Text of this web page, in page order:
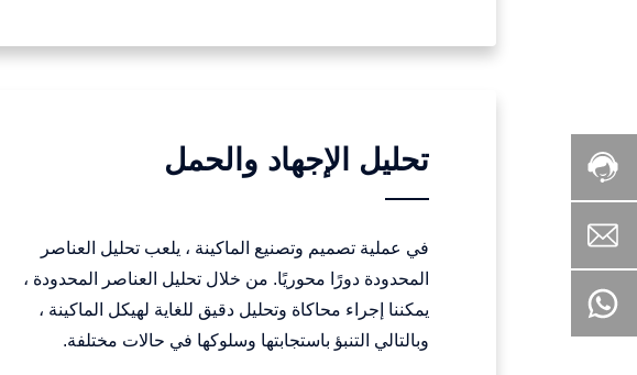
تحليل الإجهاد والحمل
في عملية تصميم وتصنيع الماكينة ، يلعب تحليل العناصر
المحدودة دورًا محوريًا. من خلال تحليل العناصر المحدودة ،
يمكننا إجراء محاكاة وتحليل دقيق للغاية لهيكل الماكينة ،
وبالتالي التنبؤ باستجابتها وسلوكها في حالات مختلفة.
+86
info@tmachinetools.com
+8617712406886